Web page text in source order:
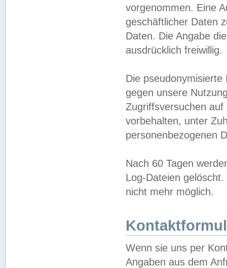
vorgenommen. Eine
geschäftlicher Daten
Daten. Die Angabe
ausdrücklich freiwillig.
Die
gegen unsere
Zugriffsversuchen
vorbehalten, unter
personenbezogenen
Nach 60 Tagen
Log-Dateien
nicht mehr möglich.
Wenn sie uns per
Angaben aus dem